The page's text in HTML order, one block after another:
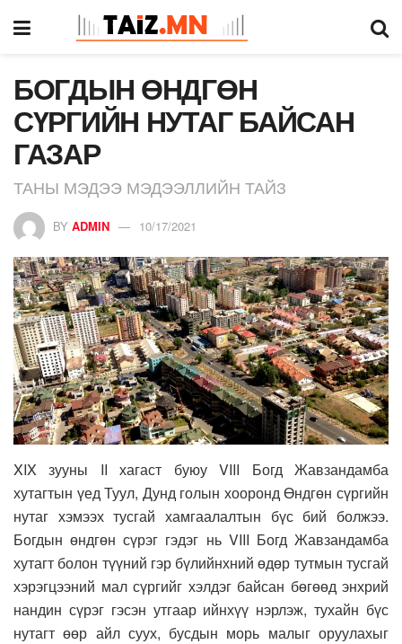
БОГДЫН ӨНДГӨН
СҮРГИЙН НУТАГ БАЙСАН
ГАЗАР
ТАНЫ МЭДЭЭ МЭДЭЭЛЛИЙН ТАЙЗ
BY ADMIN 10/17/2021
XIX зууны II хагаст буюу VIII Богд Жавзандамба
хутагтын үед Туул, Дунд голын хооронд Өндгөн сүргийн
нутаг хэмээх тусгай хамгаалалтын бүс бий болжээ.
Богдын өндгөн сүрэг гэдэг нь VIII Богд Жавзандамба
хутагт болон түүний гэр бүлийнхний өдөр тутмын тусгай
хэрэгцээний мал сүргийг хэлдэг байсан бөгөөд энхрий
нандин сүрэг гэсэн утгаар ийнхүү нэрлэж, тухайн бүс
нутагт өөр айл суух, бусдын морь малыг оруулахыг